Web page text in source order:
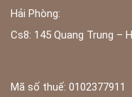
Hải Phòng:
Cs8: 145 Quang Trung –
Mã số thuế: 0102377911